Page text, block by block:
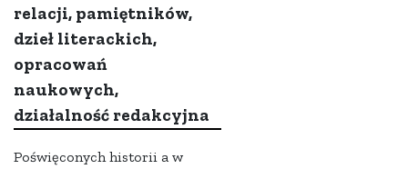
relacji, pamiętników,
dzieł literackich,
opracowań
naukowych,
działalność redakcyjna
Poświęconych historii a w